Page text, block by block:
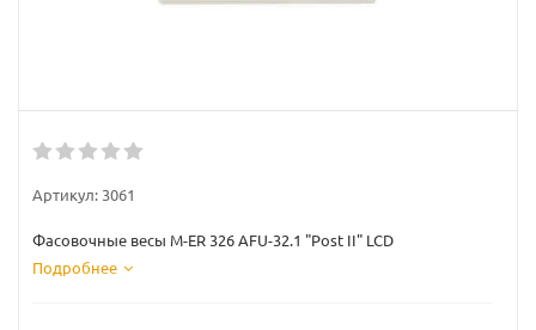
Артикул: 3061
Фасовочные весы M-ER 326 AFU-32.1 "Post II" LCD
Подробнее